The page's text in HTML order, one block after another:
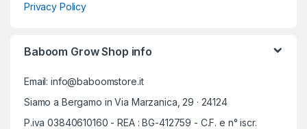
Privacy Policy
Baboom Grow Shop info
Email: info@baboomstore.it
Siamo a Bergamo in Via Marzanica, 29 · 24124
P.iva 03840610160 - REA : BG-412759 - C.F. e n° iscr.